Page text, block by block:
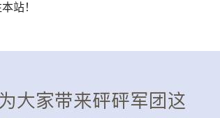
站！